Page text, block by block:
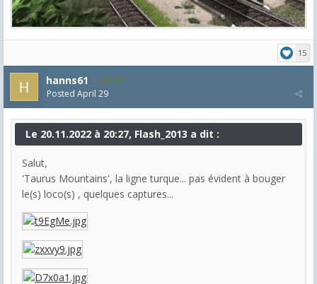
15
hanns61 197
Posted April 29
Le 20.11.2022 à 20:27, Flash_2013 a dit :
Salut,
'Taurus Mountains', la ligne turque... pas évident à bouger
le(s) loco(s) , quelques captures...